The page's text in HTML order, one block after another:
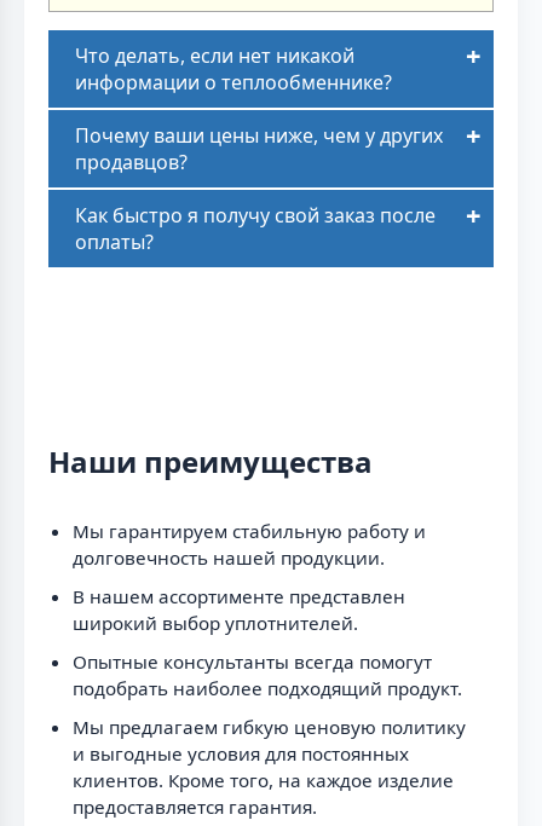
Что делать, если нет никакой
информации о теплообменнике?
Почему ваши цены ниже, чем у других
продавцов?
Как быстро я получу свой заказ после
оплаты?
Наши преимущества
Мы гарантируем стабильную работу и
долговечность нашей продукции.
В нашем ассортименте представлен
широкий выбор уплотнителей.
Опытные консультанты всегда помогут
подобрать наиболее подходящий продукт.
Мы предлагаем гибкую ценовую политику
и выгодные условия для постоянных
клиентов. Кроме того, на каждое изделие
предоставляется гарантия.